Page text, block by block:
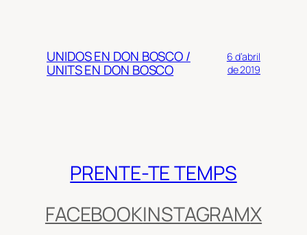
UNIDOS EN DON BOSCO /
UNITS EN DON BOSCO
6 d’abril
de 2019
PRENTE-TE TEMPS
FACEBOOKINSTAGRAMX